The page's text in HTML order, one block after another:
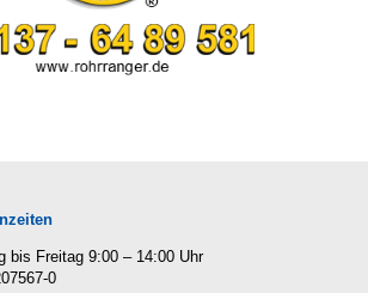
bis Freitag 9:00 – 14:00 Uhr
0